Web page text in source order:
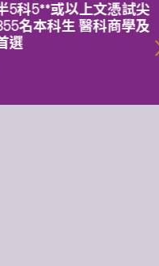
5科5**或以上文憑試尖
名本科生 醫科商學及
選